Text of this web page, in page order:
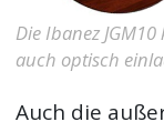
Die Ibanez
auch optisch
Auch die